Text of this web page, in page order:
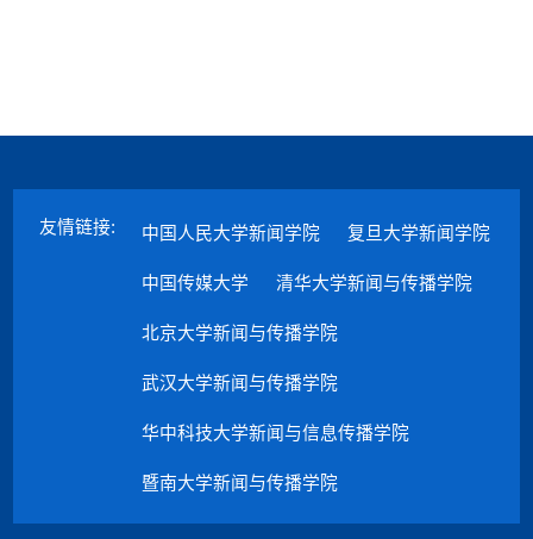
友情链接: 中国人民大学新闻学院 复旦大学新闻学院
中国传媒大学 清华大学新闻与传播学院
北京大学新闻与传播学院
武汉大学新闻与传播学院
华中科技大学新闻与信息传播学院
暨南大学新闻与传播学院